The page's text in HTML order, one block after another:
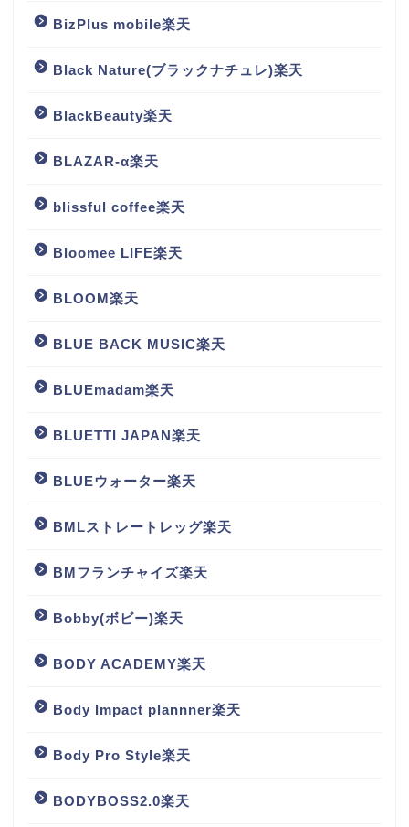
BizPlus mobile楽天
Black Nature(ブラックナチュレ)楽天
BlackBeauty楽天
BLAZAR-α楽天
blissful coffee楽天
Bloomee LIFE楽天
BLOOM楽天
BLUE BACK MUSIC楽天
BLUEmadam楽天
BLUETTI JAPAN楽天
BLUEウォーター楽天
BMLストレートレッグ楽天
BMフランチャイズ楽天
Bobby(ボビー)楽天
BODY ACADEMY楽天
Body Impact plannner楽天
Body Pro Style楽天
BODYBOSS2.0楽天